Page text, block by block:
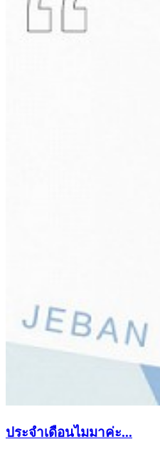
ประจำเดือนไมมาค่ะ...